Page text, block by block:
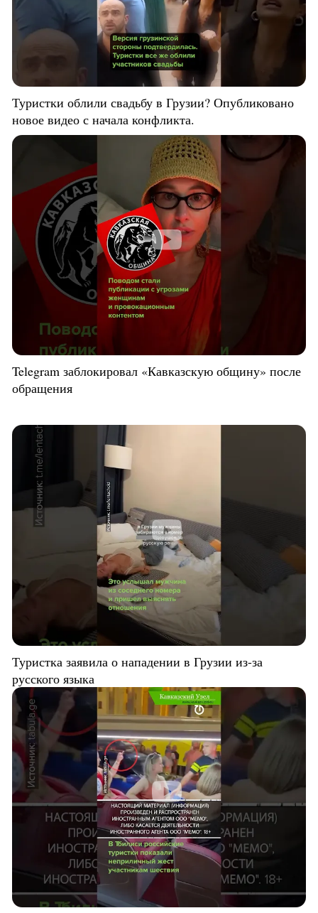
Туристки облили свадьбу в Грузии? Опубликовано
новое видео с начала конфликта.
Telegram заблокировал «Кавказскую общину» после
обращения
Туристка заявила о нападении в Грузии из-за
русского языка